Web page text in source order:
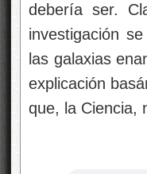
debería ser.
investigación
las galaxias
explicación
que, la Ciencia,